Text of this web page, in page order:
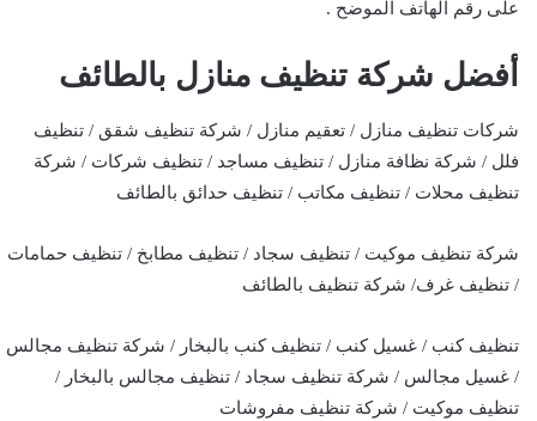
على رقم الهاتف الموضح .
أفضل شركة تنظيف منازل بالطائف
شركات تنظيف منازل / تعقيم منازل / شركة تنظيف شقق / تنظيف
فلل / شركة نظافة منازل / تنظيف مساجد / تنظيف شركات / شركة
تنظيف محلات / تنظيف مكاتب / تنظيف حدائق بالطائف
شركة تنظيف موكيت / تنظيف سجاد / تنظيف مطابخ / تنظيف حمامات
/ تنظيف غرف/ شركة تنظيف بالطائف
تنظيف كنب / غسيل كنب / تنظيف كنب بالبخار / شركة تنظيف مجالس
/ غسيل مجالس / شركة تنظيف سجاد / تنظيف مجالس بالبخار /
تنظيف موكيت / شركة تنظيف مفروشات